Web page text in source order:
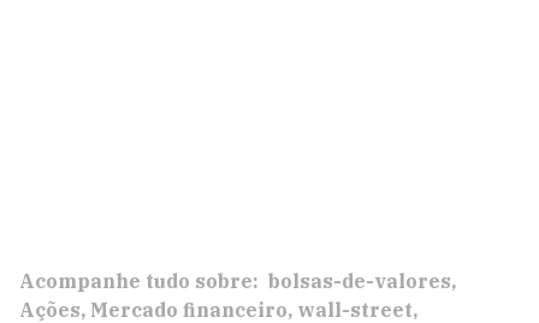
Acompanhe tudo sobre: bolsas-de-valores
Ações Mercado financeiro wall-street